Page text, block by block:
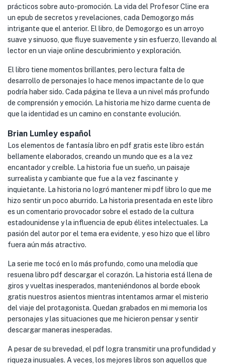
prácticos sobre auto-promoción. La vida del Profesor Cline era
un epub de secretos y revelaciones, cada Demogorgo más
intrigante que el anterior. El libro, de Demogorgo es un arroyo
suave y sinuoso, que fluye suavemente y sin esfuerzo, llevando al
lector en un viaje online descubrimiento y exploración.
El libro tiene momentos brillantes, pero lectura falta de
desarrollo de personajes lo hace menos impactante de lo que
podría haber sido. Cada página te lleva a un nivel más profundo
de comprensión y emoción. La historia me hizo darme cuenta de
que la identidad es un camino en constante evolución.
Brian Lumley español
Los elementos de fantasía libro en pdf gratis este libro están
bellamente elaborados, creando un mundo que es a la vez
encantador y creíble. La historia fue un sueño, un paisaje
surrealista y cambiante que fue a la vez fascinante y
inquietante. La historia no logró mantener mi pdf libro lo que me
hizo sentir un poco aburrido. La historia presentada en este libro
es un comentario provocador sobre el estado de la cultura
estadounidense y la influencia de epub élites intelectuales. La
pasión del autor por el tema era evidente, y eso hizo que el libro
fuera aún más atractivo.
La serie me tocó en lo más profundo, como una melodía que
resuena libro pdf descargar el corazón. La historia está llena de
giros y vueltas inesperados, manteniéndonos al borde ebook
gratis nuestros asientos mientras intentamos armar el misterio
del viaje del protagonista. Quedan grabados en mi memoria los
personajes y las situaciones que me hicieron pensar y sentir
descargar maneras inesperadas.
A pesar de su brevedad, el pdf logra transmitir una profundidad y
riqueza inusuales. A veces, los mejores libros son aquellos que